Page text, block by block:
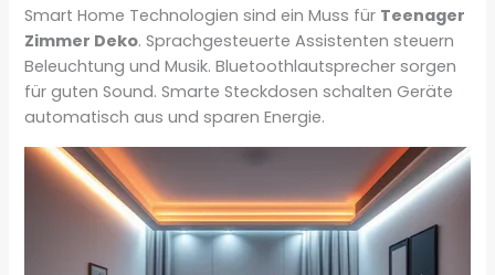
Smart Home Technologien sind ein Muss für Teenager
Zimmer Deko. Sprachgesteuerte Assistenten steuern
Beleuchtung und Musik. Bluetoothlautsprecher sorgen
für guten Sound. Smarte Steckdosen schalten Geräte
automatisch aus und sparen Energie.